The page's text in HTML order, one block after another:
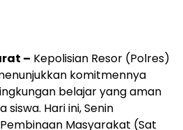
– Kepolisian Resor (Polres)
komitmennya
belajar yang aman
Hari ini, Senin
Masyarakat (Sat